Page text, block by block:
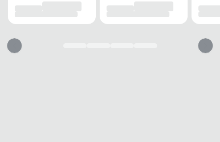
Borracha
ADERÊNCIA
Alta
Amplifoam
FORRO